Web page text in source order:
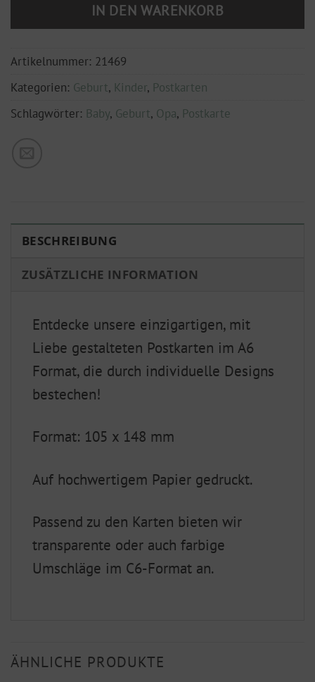
IN DEN WARENKORB
Artikelnummer: 21469
Kategorien: Geburt, Kinder, Postkarten
Schlagwörter: Baby, Geburt, Opa, Postkarte
BESCHREIBUNG
ZUSÄTZLICHE INFORMATION
Entdecke unsere einzigartigen, mit
Liebe gestalteten Postkarten im A6
Format, die durch individuelle Designs
bestechen!
Format: 105 x 148 mm
Auf hochwertigem Papier gedruckt.
Passend zu den Karten bieten wir
transparente oder auch farbige
Umschläge im C6-Format an.
ÄHNLICHE PRODUKTE